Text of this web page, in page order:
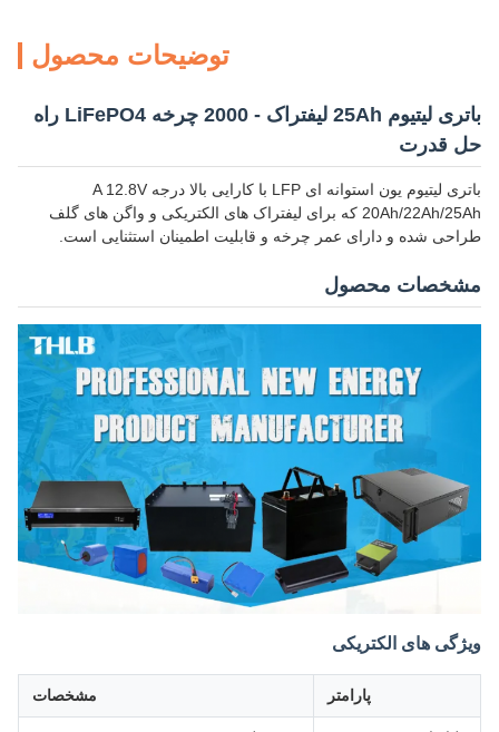
توضیحات محصول
باتری لیتیوم 25Ah لیفتراک - 2000 چرخه LiFePO4 راه
حل قدرت
باتری لیتیوم یون استوانه ای LFP با کارایی بالا درجه A 12.8V
20Ah/22Ah/25Ah که برای لیفتراک های الکتریکی و واگن های گلف
طراحی شده و دارای عمر چرخه و قابلیت اطمینان استثنایی است.
مشخصات محصول
ویژگی های الکتریکی
پارامتر مشخصات